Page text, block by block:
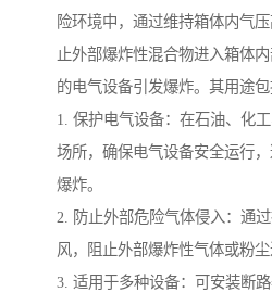
险环境中，通过维持箱体内气
止外部爆炸性混合物进入箱体
的电气设备引发爆炸。其用途包
1. 保护电气设备：在石油、化
场所，确保电气设备安全运行
爆炸。
2. 防止外部危险气体侵入：通
风，阻止外部爆炸性气体或粉尘
3. 适用于多种设备：可安装断